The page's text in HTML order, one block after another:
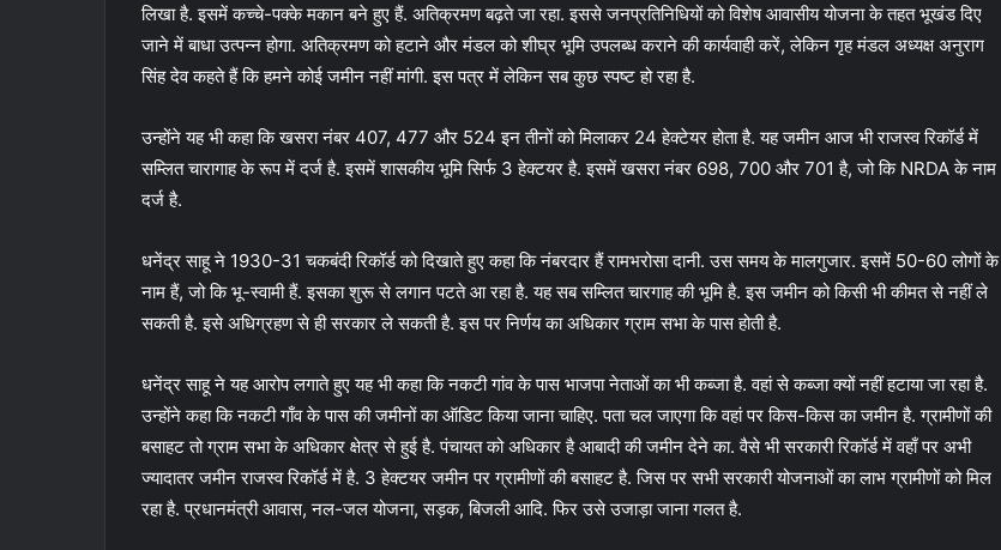
लिखा है. इसमें कच्चे-पक्के मकान बने हुए हैं. अतिक्रमण बढ़ते जा रहा. इससे जनप्रतिनिधियों को विशेष आवासीय योजना के तहत भूखंड दिए
जाने में बाधा उत्पन्न होगा. अतिक्रमण को हटाने और मंडल को शीघ्र भूमि उपलब्ध कराने की कार्यवाही करें, लेकिन गृह मंडल अध्यक्ष अनुराग
सिंह देव कहते हैं कि हमने कोई जमीन नहीं मांगी. इस पत्र में लेकिन सब कुछ स्पष्ट हो रहा है.
उन्होंने यह भी कहा कि खसरा नंबर 407, 477 और 524 इन तीनों को मिलाकर 24 हेक्टेयर होता है. यह जमीन आज भी राजस्व रिकॉर्ड में
सम्लित चारागाह के रूप में दर्ज है. इसमें शासकीय भूमि सिर्फ 3 हेक्टयर है. इसमें खसरा नंबर 698, 700 और 701 है, जो कि NRDA के नाम
दर्ज है.
धनेंद्र साहू ने 1930-31 चकबंदी रिकॉर्ड को दिखाते हुए कहा कि नंबरदार हैं रामभरोसा दानी. उस समय के मालगुजार. इसमें 50-60 लोगों के
नाम हैं, जो कि भू-स्वामी हैं. इसका शुरू से लगान पटते आ रहा है. यह सब सम्लित चारगाह की भूमि है. इस जमीन को किसी भी कीमत से नहीं ले
सकती है. इसे अधिग्रहण से ही सरकार ले सकती है. इस पर निर्णय का अधिकार ग्राम सभा के पास होती है.
धनेंद्र साहू ने यह आरोप लगाते हुए यह भी कहा कि नकटी गांव के पास भाजपा नेताओं का भी कब्जा है. वहां से कब्जा क्यों नहीं हटाया जा रहा है.
उन्होंने कहा कि नकटी गाँव के पास की जमीनों का ऑडिट किया जाना चाहिए. पता चल जाएगा कि वहां पर किस-किस का जमीन है. ग्रामीणों की
बसाहट तो ग्राम सभा के अधिकार क्षेत्र से हुई है. पंचायत को अधिकार है आबादी की जमीन देने का. वैसे भी सरकारी रिकॉर्ड में वहाँ पर अभी
ज्यादातर जमीन राजस्व रिकॉर्ड में है. 3 हेक्टयर जमीन पर ग्रामीणों की बसाहट है. जिस पर सभी सरकारी योजनाओं का लाभ ग्रामीणों को मिल
रहा है. प्रधानमंत्री आवास, नल-जल योजना, सड़क, बिजली आदि. फिर उसे उजाड़ा जाना गलत है.